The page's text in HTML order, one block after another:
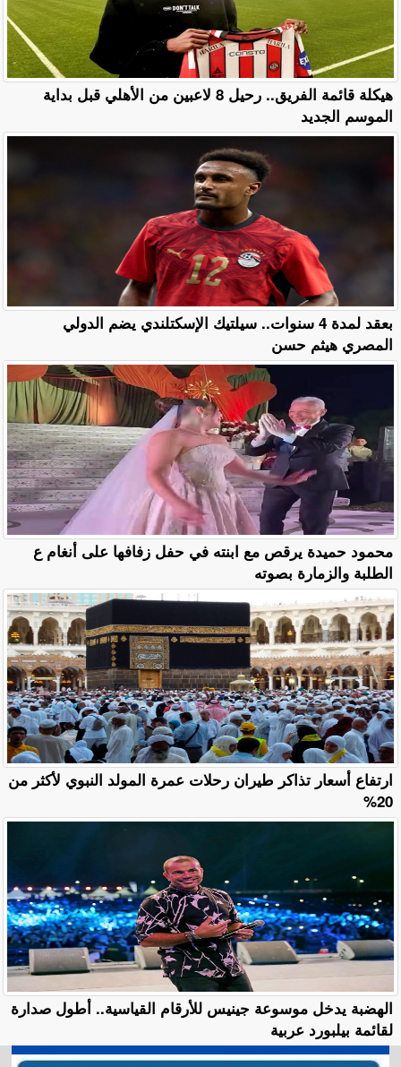
هيكلة قائمة الفريق.. رحيل 8 لاعبين من الأهلي قبل بداية
الموسم الجديد
بعقد لمدة 4 سنوات.. سيلتيك الإسكتلندي يضم الدولي
المصري هيثم حسن
محمود حميدة يرقص مع ابنته في حفل زفافها على أنغام ع
الطلبة والزمارة بصوته
ارتفاع أسعار تذاكر طيران رحلات عمرة المولد النبوي لأكثر من
20%
الهضبة يدخل موسوعة جينيس للأرقام القياسية.. أطول صدارة
لقائمة بيلبورد عربية